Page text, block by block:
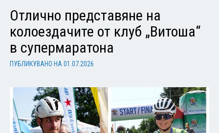
Отлично представяне на
колоездачите от клуб „Витоша“
в супермаратона
ПУБЛИКУВАНО НА 01.07.2026